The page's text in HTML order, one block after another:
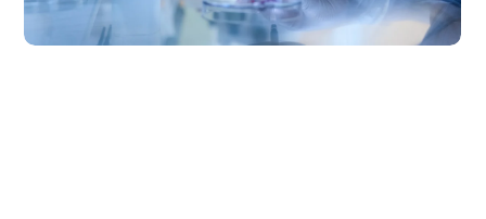
Hướng dẫn và chính sách của công ty